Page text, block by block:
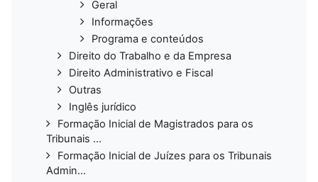
Geral
Informações
Programa e conteúdos
Direito do Trabalho e da Empresa
Direito Administrativo e Fiscal
Outras
Inglês jurídico
Formação Inicial de Magistrados para os
Tribunais ...
Formação Inicial de Juízes para os Tribunais
Admin...